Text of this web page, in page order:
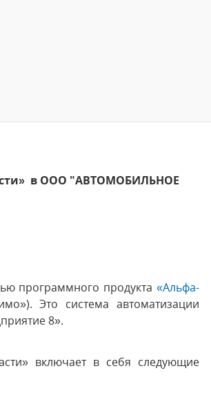
в ООО "АВТОМОБИЛЬНОЕ
программного продукта «Альфа-
Это система автоматизации
8».
включает в себя следующие